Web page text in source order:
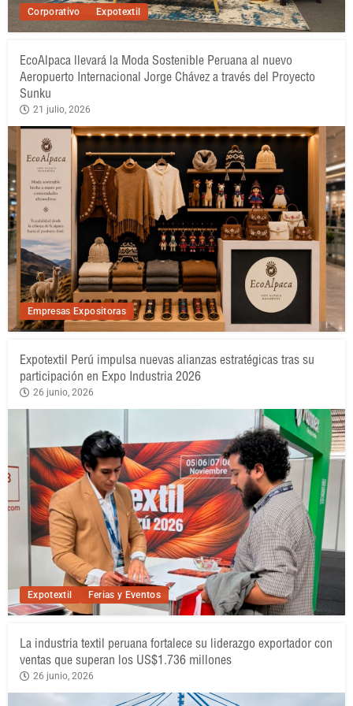
Corporativo Expotextil
Empresas Expositoras
EcoAlpaca llevará la Moda Sostenible Peruana al nuevo
Aeropuerto Internacional Jorge Chávez a través del Proyecto
Sunku
21 julio, 2026
Expotextil Ferias y Eventos
Expotextil Perú impulsa nuevas alianzas estratégicas tras su
participación en Expo Industria 2026
26 junio, 2026
La industria textil peruana fortalece su liderazgo exportador con
ventas que superan los US$1.736 millones
26 junio, 2026